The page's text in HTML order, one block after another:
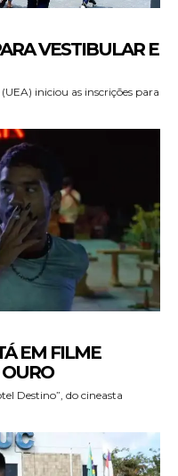
VESTIBULAR E
iniciou as inscrições para
EM FILME
Destino”, do cineasta